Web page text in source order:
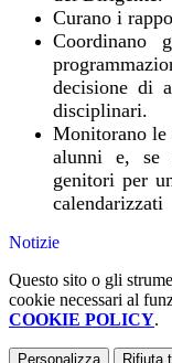
Curano i
Coordinano
decisione di
disciplinari.
Monitorano le
alunni e, se
genitori per
calendarizzati
Notizie
Questo sito o gli
cookie necessari al
COOKIE POLICY.
Personalizza Rifiuta